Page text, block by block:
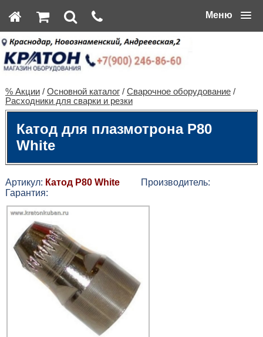
Меню
% Акции/ Основной каталог/ Сварочное оборудование/
Расходники для сварки и резки
Катод для плазмотрона P80
White
Артикул: Катод P80 WhiteПроизводитель:
Гарантия: